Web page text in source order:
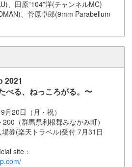
、田原”104”洋(チャンネルMC)
、菅原卓郎(9mm Parabellum
2021
べる、ねっころがる。〜
20日（月・祝）
（群馬県利根郡みなかみ町）
場券(楽天トラベル)受付 7月31日
site：